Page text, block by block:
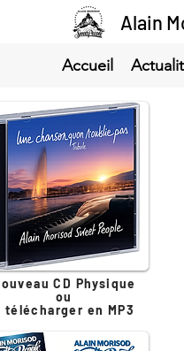
Alain
Accueil
CD Physique
ou
télécharger en MP3